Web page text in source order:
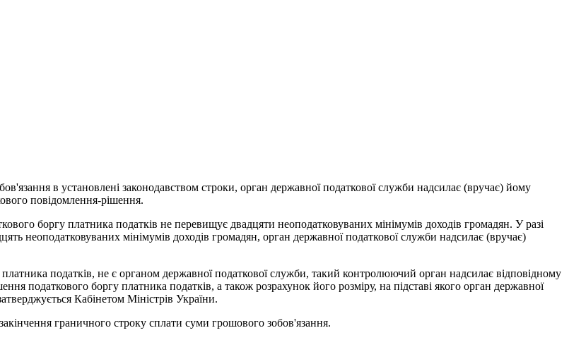
в установлені законодавством строки, орган державної податкової служби надсилає (вручає) йому
повідомлення-рішення.
боргу платника податків не перевищує двадцяти неоподатковуваних мінімумів доходів громадян. У разі
неоподатковуваних мінімумів доходів громадян, орган державної податкової служби надсилає (вручає)
податків, не є органом державної податкової служби, такий контролюючий орган надсилає відповідному
податкового боргу платника податків, а також розрахунок його розміру, на підставі якого орган державної
Кабінетом Міністрів України.
граничного строку сплати суми грошового зобов'язання.